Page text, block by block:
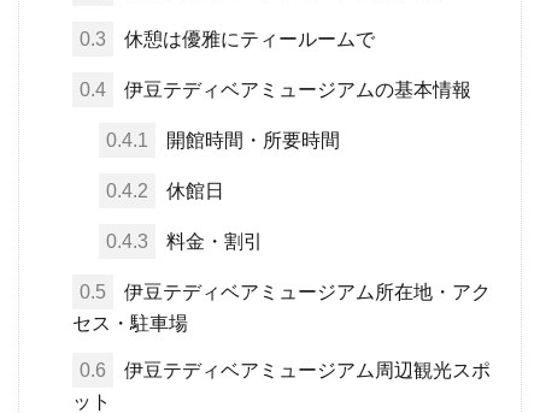
0.3 休憩は優雅にティールームで
0.4 伊豆テディベアミュージアムの基本情報
0.4.1 開館時間・所要時間
0.4.2 休館日
0.4.3 料金・割引
0.5
伊豆テディベアミュージアム所在地・アク
セス・駐車場
0.6
伊豆テディベアミュージアム周辺観光スポ
ット